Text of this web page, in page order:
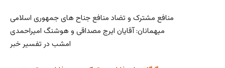
منافع مشترک و تضاد منافع جناح های جمهوری اسلامی
میهمانان: آقایان ایرج مصداقی و هوشنگ امیراحمدی
امشب در تفسیر خبر